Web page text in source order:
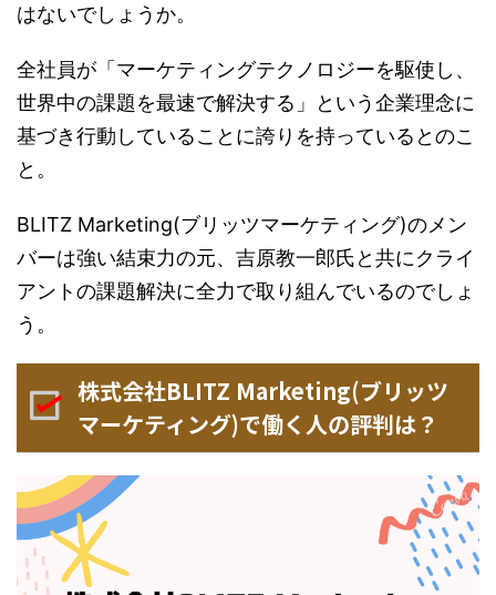
はないでしょうか。
全社員が「マーケティングテクノロジーを駆使し、
世界中の課題を最速で解決する」という企業理念に
基づき行動していることに誇りを持っているとのこ
と。
BLITZ Marketing(ブリッツマーケティング)のメン
バーは強い結束力の元、吉原教一郎氏と共にクライ
アントの課題解決に全力で取り組んでいるのでしょ
う。
株式会社BLITZ Marketing(ブリッツ
マーケティング)で働く人の評判は？